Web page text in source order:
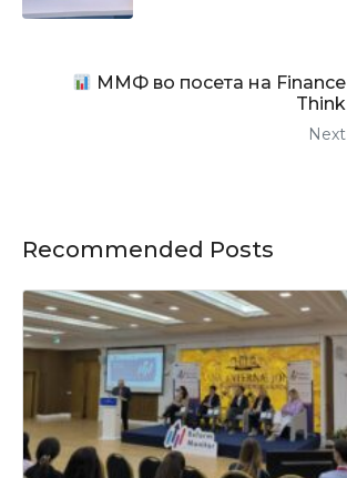
ММФ во посета на Finance
Think
Next
Recommended Posts